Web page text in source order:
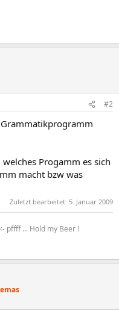
#2
Progamm es sich
macht bzw was
Zuletzt bearbeitet: 5. Januar 2009
pffff ... Hold my Beer !